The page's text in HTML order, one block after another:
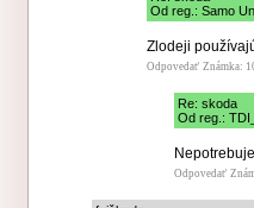
Od reg.: Samo
Zlodeji
Odpovedať Známka:
Re: skoda
Od reg.:
Odpovedať